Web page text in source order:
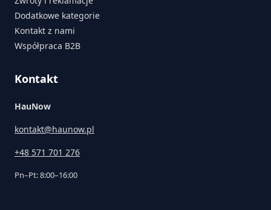
Dodatkowe kategorie
Kontakt z nami
Współpraca B2B
Kontakt
HauNow
kontakt@haunow.pl
+48 571 701 276
Pn–Pt: 8:00–16:00